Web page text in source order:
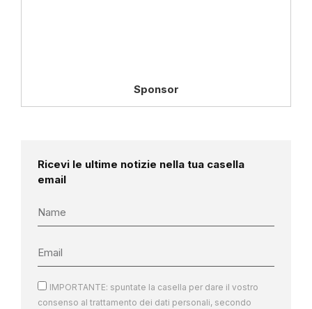
Sponsor
Ricevi le ultime notizie nella tua casella
email
IMPORTANTE: spuntate la casella per dare il vostro
consenso al trattamento dei dati personali, secondo